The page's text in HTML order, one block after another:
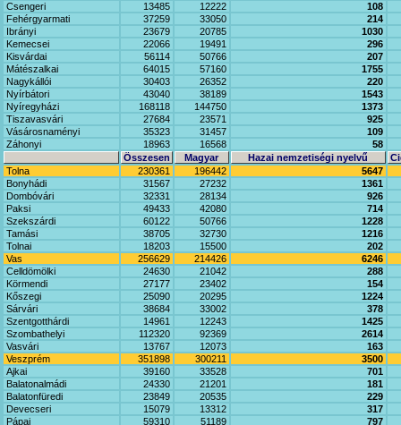
Csengeri
13485 12222
108
Fehérgyarmati
37259 33050
214
Ibrányi
23679 20785
1030
Kemecsei
22066 19491
296
Kisvárdai
56114 50766
207
Mátészalkai
64015 57160
1755
Nagykállói
30403 26352
220
Nyírbátori
43040 38189
1543
Nyíregyházi
168118 144750
1373
Tiszavasvári
27684 23571
925
Vásárosnaményi
35323 31457
109
Záhonyi
18963 16568
58
Összesen
Magyar Hazai nemzetiségi nyelvű
Tolna
230361 196442
5647
Bonyhádi
31567 27232
1361
Dombóvári
32331 28134
926
Paksi
49433 42080
714
Szekszárdi
60122 50766
1228
Tamási
38705 32730
1216
Tolnai
18203 15500
202
Vas
256629 214426
6246
Celldömölki
24630 21042
288
Körmendi
27177 23402
154
Kőszegi
25090 20295
1224
Sárvári
38684 33002
378
Szentgotthárdi
14961 12243
1425
Szombathelyi
112320 92369
2614
Vasvári
13767 12073
163
Veszprém
351898 300211
3500
Ajkai
39160 33528
701
Balatonalmádi
24330 21201
181
Balatonfüredi
23849 20535
229
Devecseri
15079 13312
317
Pápai
59310 51189 797